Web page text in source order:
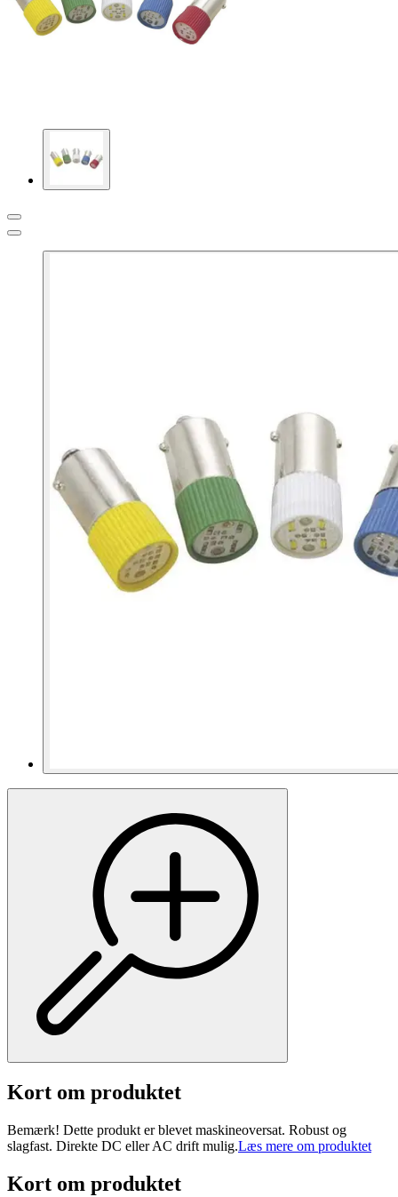
Kort om produktet
Bemærk! Dette produkt er blevet maskineoversat. Robust og
slagfast. Direkte DC eller AC drift mulig.Læs mere om produktet
Kort om produktet